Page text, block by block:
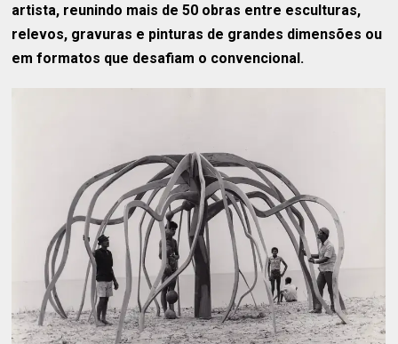
artista, reunindo mais de 50 obras entre esculturas,
relevos, gravuras e pinturas de grandes dimensões ou
em formatos que desafiam o convencional.